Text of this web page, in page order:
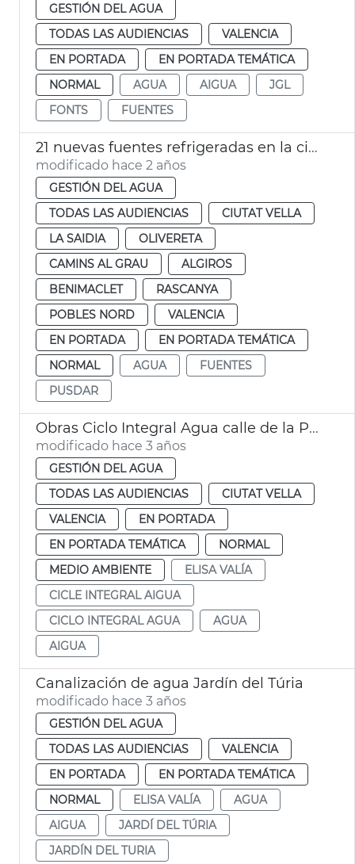
GESTIÓN DEL AGUA
TODAS LAS AUDIENCIAS
VALENCIA
EN PORTADA
EN PORTADA TEMÁTICA
NORMAL
AGUA AIGUA
JGL
FONTS
FUENTES
21 nuevas fuentes refrigeradas en la ciudad
modificado hace 2 años
GESTIÓN DEL AGUA
TODAS LAS AUDIENCIAS
CIUTAT VELLA
LA SAIDIA
OLIVERETA
CAMINS AL GRAU
ALGIROS
BENIMACLET
RASCANYA
POBLES NORD
VALENCIA
EN PORTADA
EN PORTADA TEMÁTICA
NORMAL
AGUA
FUENTES
PUSDAR
Obras Ciclo Integral Agua calle de la Paz
modificado hace 3 años
GESTIÓN DEL AGUA
TODAS LAS AUDIENCIAS
CIUTAT VELLA
VALENCIA
EN PORTADA
EN PORTADA TEMÁTICA
NORMAL
MEDIO AMBIENTE
ELISA VALÍA
CICLE INTEGRAL AIGUA
CICLO INTEGRAL AGUA
AGUA
AIGUA
Canalización de agua Jardín del Túria
modificado hace 3 años
GESTIÓN DEL AGUA
TODAS LAS AUDIENCIAS
VALENCIA
EN PORTADA
EN PORTADA TEMÁTICA
NORMAL
ELISA VALÍA
AGUA
AIGUA
JARDÍ DEL TÚRIA
JARDÍN DEL TURIA